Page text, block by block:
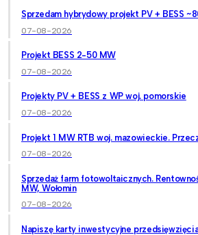
Sprzedam hybrydowy projekt PV + BESS
07-08-2026
Projekt BESS 2-50 MW
07-08-2026
Projekty PV + BESS z WP woj. pomorskie
07-08-2026
Projekt 1 MW RTB woj. mazowieckie.
07-08-2026
Sprzedaż farm fotowoltaicznych.
MW, Wołomin
07-08-2026
Napiszę karty inwestycyjne